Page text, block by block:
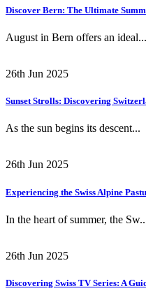
Discover Bern: The Ultimate
August in Bern offers an ideal...
26th Jun 2025
Sunset Strolls: Discovering
As the sun begins its descent...
26th Jun 2025
Experiencing the Swiss Alpine
In the heart of summer, the
26th Jun 2025
Discovering Swiss TV Series: A